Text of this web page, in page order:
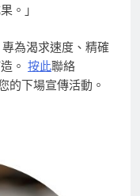
。」
為渴求速度、精確
。 按此聯絡
的下場宣傳活動。